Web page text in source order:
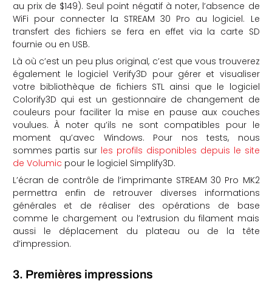
au prix de $149). Seul point négatif à noter, l’absence de
WiFi pour connecter la STREAM 30 Pro au logiciel. Le
transfert des fichiers se fera en effet via la carte SD
fournie ou en USB.
Là où c’est un peu plus original, c’est que vous trouverez
également le logiciel Verify3D pour gérer et visualiser
votre bibliothèque de fichiers STL ainsi que le logiciel
Colorify3D qui est un gestionnaire de changement de
couleurs pour faciliter la mise en pause aux couches
voulues. À noter qu’ils ne sont compatibles pour le
moment qu’avec Windows. Pour nos tests, nous
sommes partis sur les profils disponibles depuis le site
de Volumic pour le logiciel Simplify3D.
L’écran de contrôle de l’imprimante STREAM 30 Pro MK2
permettra enfin de retrouver diverses informations
générales et de réaliser des opérations de base
comme le chargement ou l’extrusion du filament mais
aussi le déplacement du plateau ou de la tête
d’impression.
3. Premières impressions